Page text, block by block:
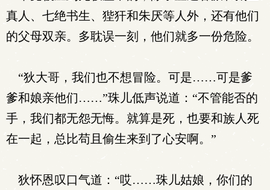
真人、七绝书生、狴犴和朱厌等人外，还有他们
的父母双亲。多耽误一刻，他们就多一份危险。
“狄大哥，我们也不想冒险。可是……可是爹
爹和娘亲他们……”珠儿低声说道：“不管能否的
手，我们都无怨无悔。就算是死，也要和族人死
在一起，总比苟且偷生来到了心安啊。”
狄怀恩叹口气道：“哎……珠儿姑娘，你们的